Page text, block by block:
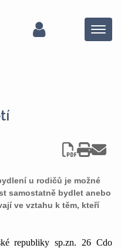
Menu
u rodičů je možné
samostatně bydlet anebo
ve vztahu k těm, kteří
republiky sp.zn. 26 Cdo